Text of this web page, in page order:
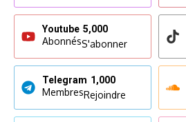
Youtube 5,000
AbonnésS'abonner
Telegram 1,000
MembresRejoindre